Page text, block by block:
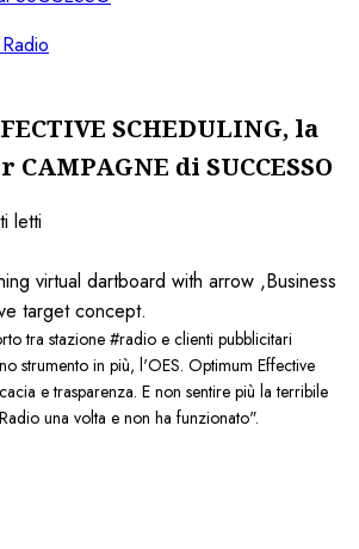
SCHEDULING, la
CAMPAGNE di SUCCESSO
letti
tra stazione #radio e clienti pubblicitari
strumento in più, l'OES. Optimum Effective
e trasparenza. E non sentire più la terribile
una volta e non ha funzionato".